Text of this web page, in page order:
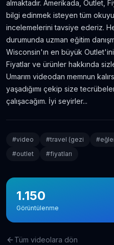
almaktadır. Amerikada, Outlet,
bilgi edinmek isteyen tüm
incelemelerini tavsiye ederiz.
durumunda uzman eğitim
Wisconsin'ın en büyük
Fiyatlar ve ürünler hakkında
Umarım videodan memnun
yaşadığımı çekip size
çalışacağım. İyi seyirler...
#video #travel (gezi #
#outlet #fiyatları
1.150
Görüntülenme
Tüm videolara dön